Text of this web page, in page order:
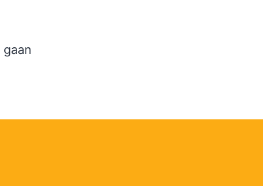
gaan